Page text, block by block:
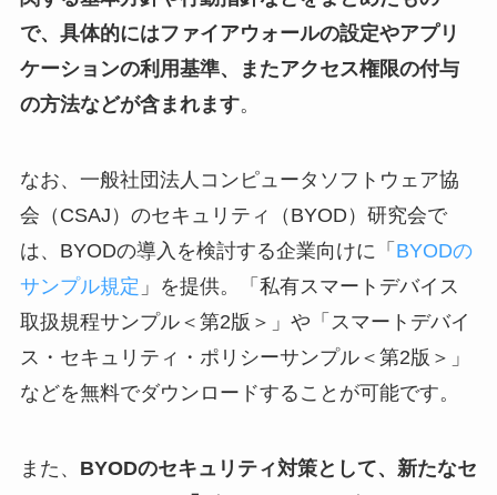
で、具体的にはファイアウォールの設定やアプリ
ケーションの利用基準、またアクセス権限の付与
の方法などが含まれます。
なお、一般社団法人コンピュータソフトウェア協
会（CSAJ）のセキュリティ（BYOD）研究会で
は、BYODの導入を検討する企業向けに「 BYODの
サンプル規定 」を提供。「私有スマートデバイス
取扱規程サンプル＜第2版＞」や「スマートデバイ
ス・セキュリティ・ポリシーサンプル＜第2版＞」
などを無料でダウンロードすることが可能です。
また、 BYODのセキュリティ対策として、新たなセ